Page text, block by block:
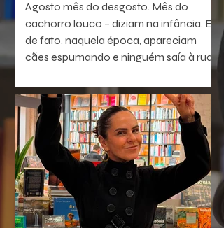
Agosto mês do desgosto. Mês do
cachorro louco – diziam na infância. E
de fato, naquela época, apareciam
cães espumando e ninguém saía à rua.
homem e em bicho. Ou dava. Muitos
têm raiva, ódio, medo. Porém não
dependem do mês em curso.